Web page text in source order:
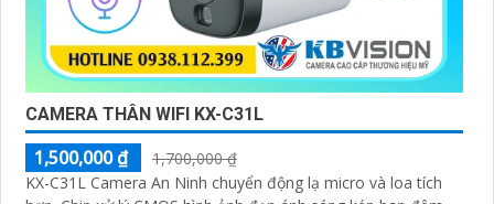
CAMERA THÂN WIFI KX-C31L
1,500,000 ₫
1,700,000 ₫
KX-C31L Camera An Ninh chuyển động lạ micro và loa tích